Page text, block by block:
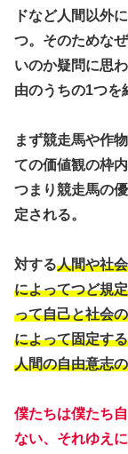
ドなど人間以外
つ。そのためな
いのか疑問に思
由のうちの1つを
まず競走馬や作
ての価値観の枠
つまり競走馬の
定される。
対する人間や社
によってつど規
って自己と社会
によって固定す
人間の自由意志
僕たちは僕たち
ない、それゆえ